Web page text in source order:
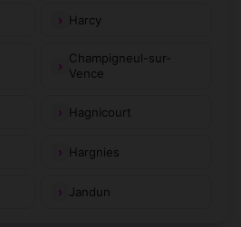
Harcy
Champigneul-sur-
Vence
Hagnicourt
Hargnies
Jandun